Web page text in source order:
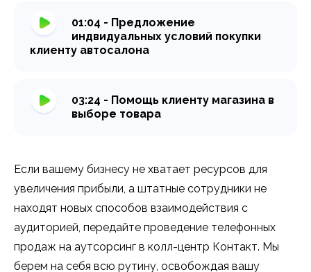
01:04 - Предложение
индвидуальных условий покупки
клиенту автосалона
03:24 - Помощь клиенту магазина в
выборе товара
Если вашему бизнесу не хватает ресурсов для
увеличения прибыли, а штатные сотрудники не
находят новых способов взаимодействия с
аудиторией, передайте проведение телефонных
продаж на аутсорсинг в колл-центр Контакт. Мы
берем на себя всю рутину, освобождая вашу